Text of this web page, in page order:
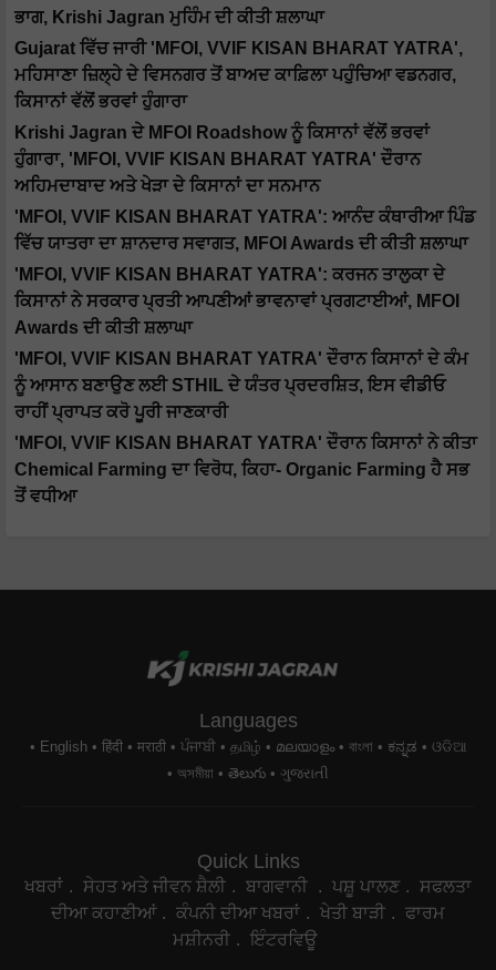
ਭਾਗ, Krishi Jagran ਮੁਹਿੰਮ ਦੀ ਕੀਤੀ ਸ਼ਲਾਘਾ
Gujarat ਵਿੱਚ ਜਾਰੀ 'MFOI, VVIF KISAN BHARAT YATRA',
ਮਹਿਸਾਣਾ ਜ਼ਿਲ੍ਹੇ ਦੇ ਵਿਸਨਗਰ ਤੋਂ ਬਾਅਦ ਕਾਫ਼ਿਲਾ ਪਹੁੰਚਿਆ ਵਡਨਗਰ,
ਕਿਸਾਨਾਂ ਵੱਲੋਂ ਭਰਵਾਂ ਹੁੰਗਾਰਾ
Krishi Jagran ਦੇ MFOI Roadshow ਨੂੰ ਕਿਸਾਨਾਂ ਵੱਲੋਂ ਭਰਵਾਂ
ਹੁੰਗਾਰਾ, 'MFOI, VVIF KISAN BHARAT YATRA' ਦੌਰਾਨ
ਅਹਿਮਦਾਬਾਦ ਅਤੇ ਖੇੜਾ ਦੇ ਕਿਸਾਨਾਂ ਦਾ ਸਨਮਾਨ
'MFOI, VVIF KISAN BHARAT YATRA': ਆਨੰਦ ਕੰਥਾਰੀਆ ਪਿੰਡ
ਵਿੱਚ ਯਾਤਰਾ ਦਾ ਸ਼ਾਨਦਾਰ ਸਵਾਗਤ, MFOI Awards ਦੀ ਕੀਤੀ ਸ਼ਲਾਘਾ
'MFOI, VVIF KISAN BHARAT YATRA': ਕਰਜਨ ਤਾਲੁਕਾ ਦੇ
ਕਿਸਾਨਾਂ ਨੇ ਸਰਕਾਰ ਪ੍ਰਤੀ ਆਪਣੀਆਂ ਭਾਵਨਾਵਾਂ ਪ੍ਰਗਟਾਈਆਂ, MFOI
Awards ਦੀ ਕੀਤੀ ਸ਼ਲਾਘਾ
'MFOI, VVIF KISAN BHARAT YATRA' ਦੌਰਾਨ ਕਿਸਾਨਾਂ ਦੇ ਕੰਮ
ਨੂੰ ਆਸਾਨ ਬਣਾਉਣ ਲਈ STHIL ਦੇ ਯੰਤਰ ਪ੍ਰਦਰਸ਼ਿਤ, ਇਸ ਵੀਡੀਓ
ਰਾਹੀਂ ਪ੍ਰਾਪਤ ਕਰੋ ਪੂਰੀ ਜਾਣਕਾਰੀ
'MFOI, VVIF KISAN BHARAT YATRA' ਦੌਰਾਨ ਕਿਸਾਨਾਂ ਨੇ ਕੀਤਾ
Chemical Farming ਦਾ ਵਿਰੋਧ, ਕਿਹਾ- Organic Farming ਹੈ ਸਭ
ਤੋਂ ਵਧੀਆ
Languages
English हिंदी मराठी ਪੰਜਾਬੀ தமிழ் മലയാളം বাংলা ಕನ್ನಡ
ଓଡିଆ
অসমীয়া
తెలుగు ગુજરાતી
Quick Links
ਖਬਰਾਂ ਸੇਹਤ ਅਤੇ ਜੀਵਨ ਸ਼ੈਲੀ ਬਾਗਵਾਨੀ ਪਸ਼ੂ ਪਾਲਣ
ਸਫਲਤਾ
ਦੀਆ ਕਹਾਣੀਆਂ
ਕੰਪਨੀ ਦੀਆ ਖਬਰਾਂ ਖੇਤੀ ਬਾੜੀ
ਫਾਰਮ
ਮਸ਼ੀਨਰੀ
ਇੰਟਰਵਿਊ